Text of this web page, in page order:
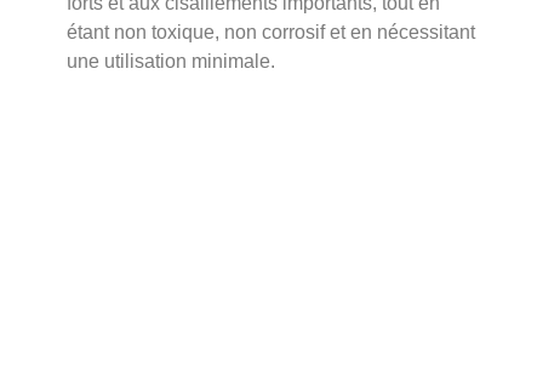
étant non toxique, non corrosif et en nécessitant
une utilisation minimale.